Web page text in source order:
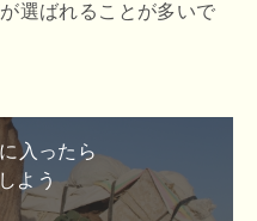
選ばれることが多いで
入ったら
よう